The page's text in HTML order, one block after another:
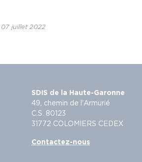
07 juillet 2022
SDIS de la Haute-Garonne
49, chemin de l'Armurié
C.S. 80123
31772 COLOMIERS CEDEX
Contactez-nous